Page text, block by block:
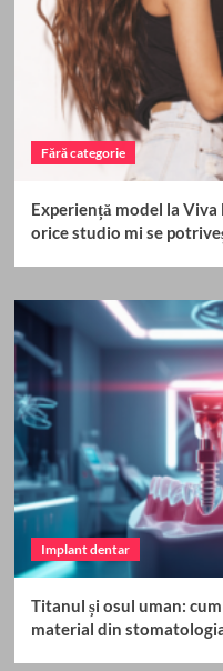
Fără categorie
Experiență model la Viva
orice studio mi se
Implant dentar
Titanul și osul uman:
material din